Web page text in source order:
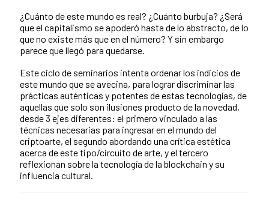
¿Cuánto de este mundo es real? ¿Cuánto burbuja? ¿Será
que el capitalismo se apoderó hasta de lo abstracto, de lo
que no existe más que en el número? Y sin embargo
parece que llegó para quedarse.
Este ciclo de seminarios intenta ordenar los indicios de
este mundo que se avecina, para lograr discriminar las
prácticas auténticas y potentes de estas tecnologías, de
aquellas que solo son ilusiones producto de la novedad,
desde 3 ejes diferentes: el primero vinculado a las
técnicas necesarias para ingresar en el mundo del
criptoarte, el segundo abordando una crítica estética
acerca de este tipo/circuito de arte, y el tercero
reflexionan sobre la tecnología de la blockchain y su
influencia cultural.